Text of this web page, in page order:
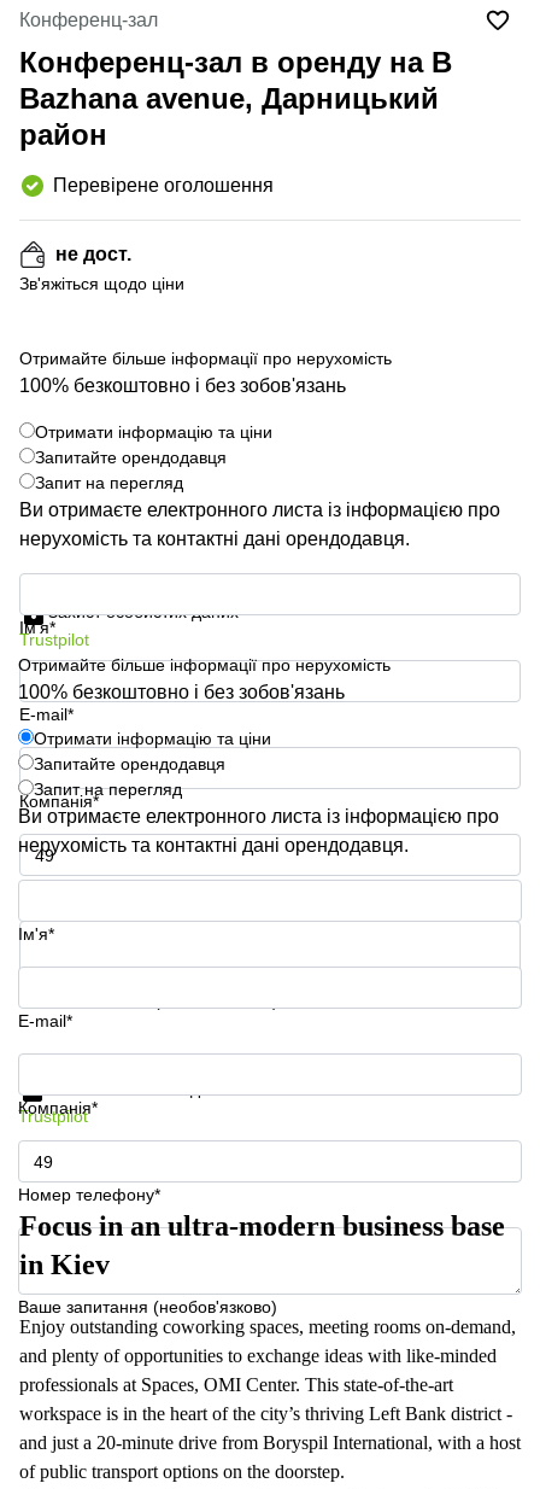
+ 4 фото
Конференц-зал
Конференц-зал в оренду на B
Bazhana avenue, Дарницький
район
Перевірене оголошення
не дост.
Зв'яжіться щодо ціни
Отримайте більше інформації про нерухомість
100% безкоштовно і без зобов'язань
Отримати інформацію та ціни
Запитайте орендодавця
Запит на перегляд
Ви отримаєте електронного листа із інформацією про
нерухомість та контактні дані орендодавця.
Ім'я*
E-mail*
Компанія*
Номер телефону*
Захист особистих даних
Trustpilot
Отримайте більше інформації про нерухомість
100% безкоштовно і без зобов'язань
Отримати інформацію та ціни
Запитайте орендодавця
Запит на перегляд
Ви отримаєте електронного листа із інформацією про
нерухомість та контактні дані орендодавця.
Ім'я*
E-mail*
Компанія*
Номер телефону*
Ваше запитання (необов'язково)
Отримати інформацію та ціни
Trustpilot
Focus in an ultra-modern business base
in Kiev
Enjoy outstanding coworking spaces, meeting rooms on-demand,
and plenty of opportunities to exchange ideas with like-minded
professionals at Spaces, OMI Center. This state-of-the-art
workspace is in the heart of the city’s thriving Left Bank district -
and just a 20-minute drive from Boryspil International, with a host
of public transport options on the doorstep.